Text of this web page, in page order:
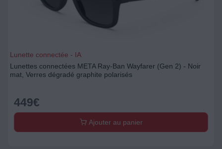
Lunette connectée - IA
Lunettes connectées META Ray-Ban Wayfarer (Gen 2) - Noir
mat, Verres dégradé graphite polarisés
449€
Ajouter au panier